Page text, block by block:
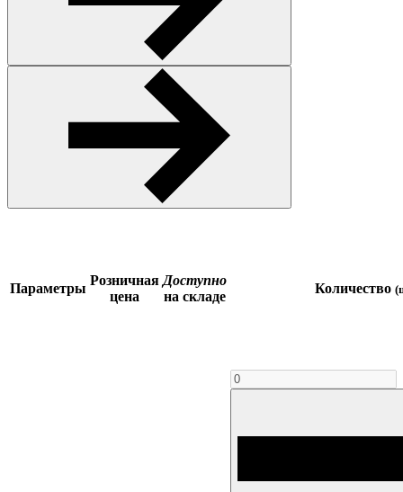
Параметры
Розничная
цена
Доступно
на складе
Количество